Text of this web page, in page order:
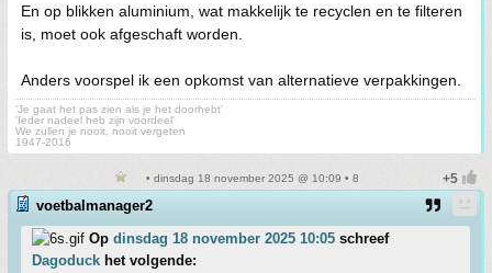
En op blikken aluminium, wat makkelijk te recyclen en te filteren
is, moet ook afgeschaft worden.
Anders voorspel ik een opkomst van alternatieve verpakkingen.
'Je gaat het pas zien als je het doorhebt'
'Ieder nadeel heb zijn voordeel'
We zullen je nooit, nooit vergeten
1947-2016
• dinsdag 18 november 2025 @ 10:09 • 8
voetbalmanager2
Op dinsdag 18 november 2025 10:05 schreef
Dagoduck het volgende: